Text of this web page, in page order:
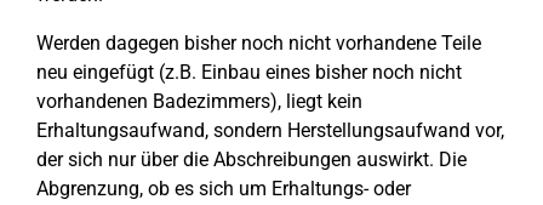
Werden dagegen bisher noch nicht vorhandene Teile
neu eingefügt (z.B. Einbau eines bisher noch nicht
vorhandenen Badezimmers), liegt kein
Erhaltungsaufwand, sondern Herstellungsaufwand vor,
der sich nur über die Abschreibungen auswirkt. Die
Abgrenzung, ob es sich um Erhaltungs- oder